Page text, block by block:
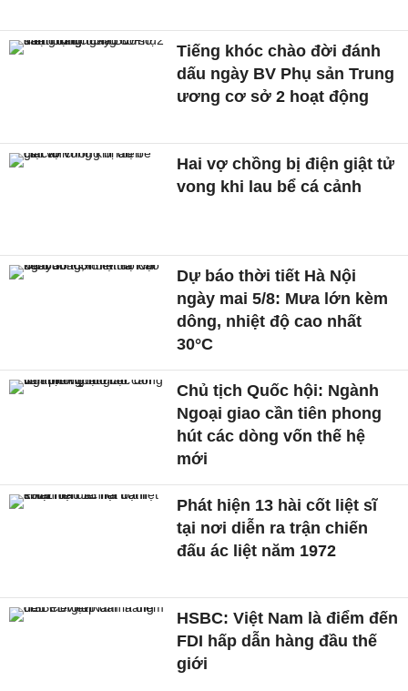
Tiếng khóc chào đời đánh
dấu ngày BV Phụ sản Trung
ương cơ sở 2 hoạt động
Hai vợ chồng bị điện giật tử
vong khi lau bể cá cảnh
Dự báo thời tiết Hà Nội
ngày mai 5/8: Mưa lớn kèm
dông, nhiệt độ cao nhất
30°C
Chủ tịch Quốc hội: Ngành
Ngoại giao cần tiên phong
hút các dòng vốn thế hệ
mới
Phát hiện 13 hài cốt liệt sĩ
tại nơi diễn ra trận chiến
đấu ác liệt năm 1972
HSBC: Việt Nam là điểm đến
FDI hấp dẫn hàng đầu thế
giới